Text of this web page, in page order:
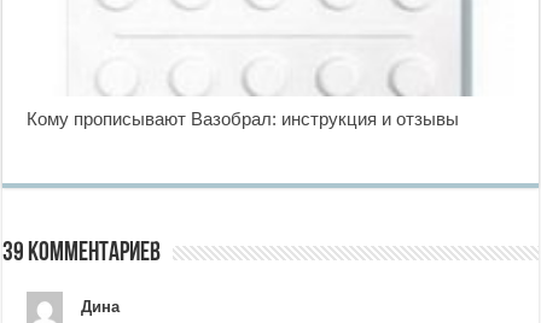
Кому прописывают Вазобрал: инструкция и отзывы
39 комментариев
Дина